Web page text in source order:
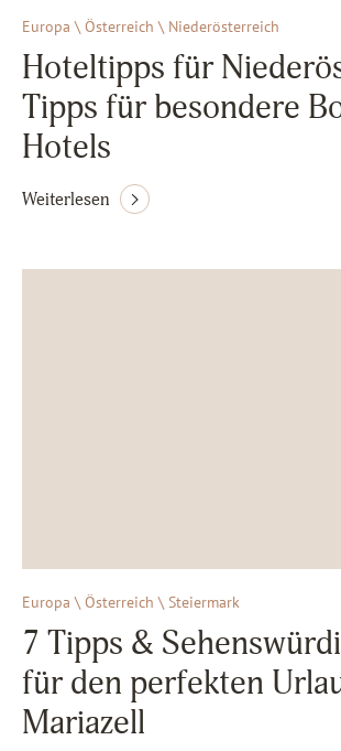
Europa \ Österreich \ Niederösterreich
Hoteltipps für
Tipps für besondere
Hotels
Weiterlesen
Europa \ Österreich \ Steiermark
7 Tipps &
für den perfekten
Mariazell